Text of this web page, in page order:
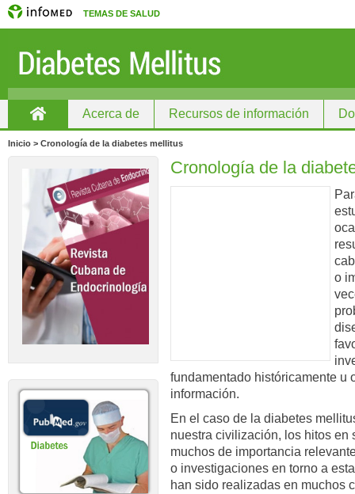
TEMAS DE SALUD
Acerca de Recursos de información
Inicio > Cronología de la diabetes mellitus
Cronología de la
o
fundamentado históricamente u
información.
En el caso de la diabetes
nuestra civilización, los hitos en
muchos de importancia
o investigaciones en torno a
han sido realizadas en muchos